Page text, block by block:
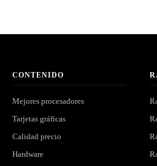
CONTENIDO
Mejores procesadores
Tarjetas gráficas
Calidad precio
Hardware